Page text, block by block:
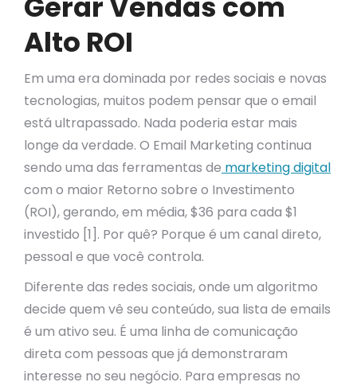
Alto ROI
Em uma era dominada por redes sociais e novas
tecnologias, muitos podem pensar que o email
está ultrapassado. Nada poderia estar mais
longe da verdade. O Email Marketing continua
sendo uma das ferramentas de marketing digital
com o maior Retorno sobre o Investimento
(ROI), gerando, em média, $36 para cada $1
investido [1]. Por quê? Porque é um canal direto,
pessoal e que você controla.
Diferente das redes sociais, onde um algoritmo
decide quem vê seu conteúdo, sua lista de emails
é um ativo seu. É uma linha de comunicação
direta com pessoas que já demonstraram
interesse no seu negócio. Para empresas no